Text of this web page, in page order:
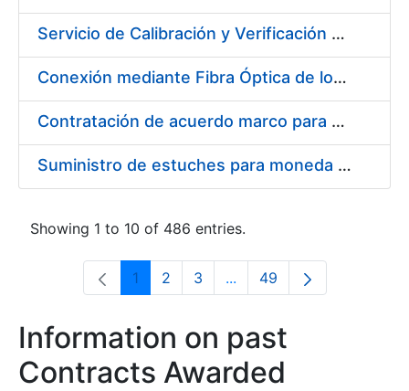
Servicio de Calibración y Verificación Externa de los Equipos de Medición del Servicio de Prevención de la FNMT-RCM
Conexión mediante Fibra Óptica de los Centros de Proceso de Datos (CPDs) de las sedes de la FNMT-RCM de Burgos y Madrid
Contratación de acuerdo marco para el Suministro de Material de Electricidad para la Fábrica Nacional de Moneda y Timbre-Real Casa de la Moneda en su centro de trabajo de Burgos
Suministro de estuches para moneda de 30 €
Showing 1 to 10 of 486 entries.
Page
1 Page
2 Page
3 ...Intermediate Pages Use
Page
49
Information on past
Contracts Awarded